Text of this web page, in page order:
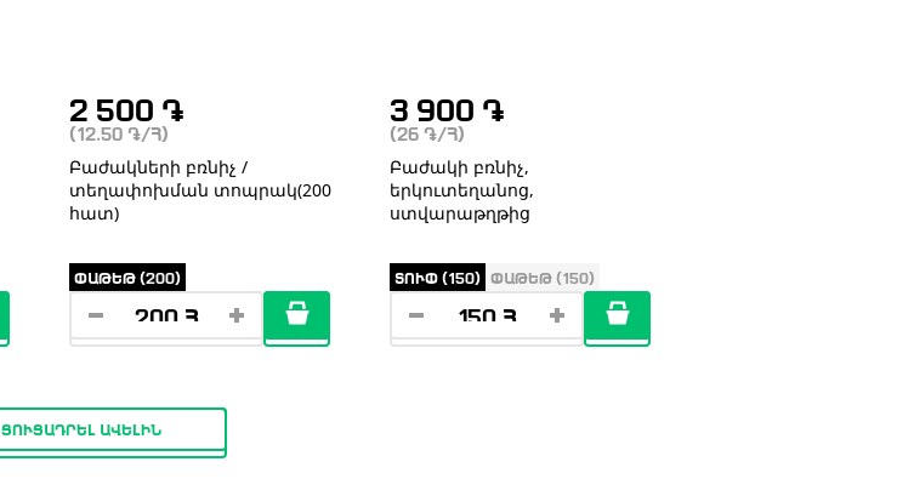
2 500 ֏
(12.50 ֏ /Հ)
Բաժակների բռնիչ /
տեղափոխման տոպրակ(200
հատ)
ՓԱԹԵԹ (200)
3 900 ֏
(26 ֏ /Հ)
Բաժակի բռնիչ,
երկուտեղանոց,
ստվարաթղթից
ՏՈՒՓ (150) ՓԱԹԵԹ (150)
ՑՈՒՑԱԴՐԵԼ ԱՎԵԼԻՆ